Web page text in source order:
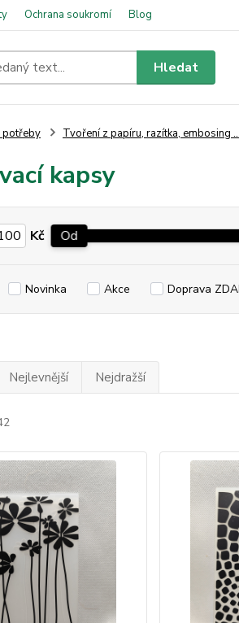
Ochrana soukromí Blog
Hledat
potřeby Tvoření z papíru, razítka, embosing
kapsy
Kč Od
Novinka Akce Doprava
Nejlevnější Nejdražší